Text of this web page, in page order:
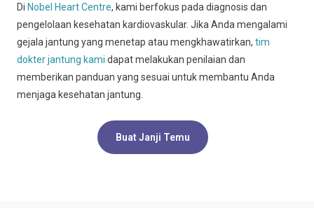
Di Nobel Heart Centre, kami berfokus pada diagnosis dan
pengelolaan kesehatan kardiovaskular. Jika Anda mengalami
gejala jantung yang menetap atau mengkhawatirkan, tim
dokter jantung kami dapat melakukan penilaian dan
memberikan panduan yang sesuai untuk membantu Anda
menjaga kesehatan jantung.
Buat Janji Temu